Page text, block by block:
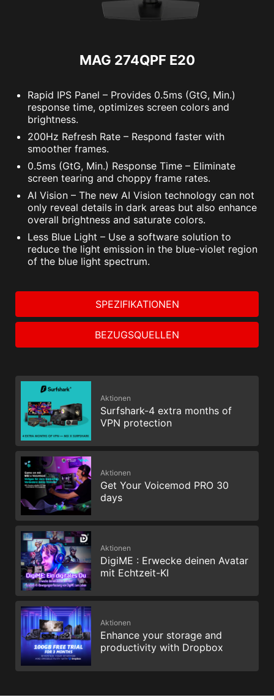
MAG 274QPF E20
Rapid IPS Panel – Provides 0.5ms (GtG, Min.)
response time, optimizes screen colors and
brightness.
200Hz Refresh Rate – Respond faster with
smoother frames.
0.5ms (GtG, Min.) Response Time – Eliminate
screen tearing and choppy frame rates.
AI Vision – The new AI Vision technology can not
only reveal details in dark areas but also enhance
overall brightness and saturate colors.
Less Blue Light – Use a software solution to
reduce the light emission in the blue-violet region
of the blue light spectrum.
SPEZIFIKATIONEN
BEZUGSQUELLEN
Aktionen
Surfshark-4 extra months of
VPN protection
Aktionen
Get Your Voicemod PRO 30
days
Aktionen
DigiME : Erwecke deinen Avatar
mit Echtzeit-KI
Aktionen
Enhance your storage and
productivity with Dropbox